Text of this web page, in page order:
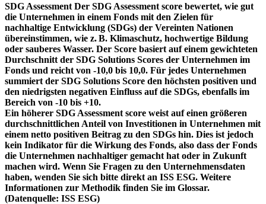
SDG Assessment Der SDG Assessment score bewertet, wie gut
die Unternehmen in einem Fonds mit den Zielen für
nachhaltige Entwicklung (SDGs) der Vereinten Nationen
übereinstimmen, wie z. B. Klimaschutz, hochwertige Bildung
oder sauberes Wasser. Der Score basiert auf einem gewichteten
Durchschnitt der SDG Solutions Scores der Unternehmen im
Fonds und reicht von -10,0 bis 10,0. Für jedes Unternehmen
summiert der SDG Solutions Score den höchsten positiven und
den niedrigsten negativen Einfluss auf die SDGs, ebenfalls im
Bereich von -10 bis +10.
Ein höherer SDG Assessment score weist auf einen größeren
durchschnittlichen Anteil von Investitionen in Unternehmen mit
einem netto positiven Beitrag zu den SDGs hin. Dies ist jedoch
kein Indikator für die Wirkung des Fonds, also dass der Fonds
die Unternehmen nachhaltiger gemacht hat oder in Zukunft
machen wird. Wenn Sie Fragen zu den Unternehmensdaten
haben, wenden Sie sich bitte direkt an ISS ESG. Weitere
Informationen zur Methodik finden Sie im Glossar.
(Datenquelle: ISS ESG)